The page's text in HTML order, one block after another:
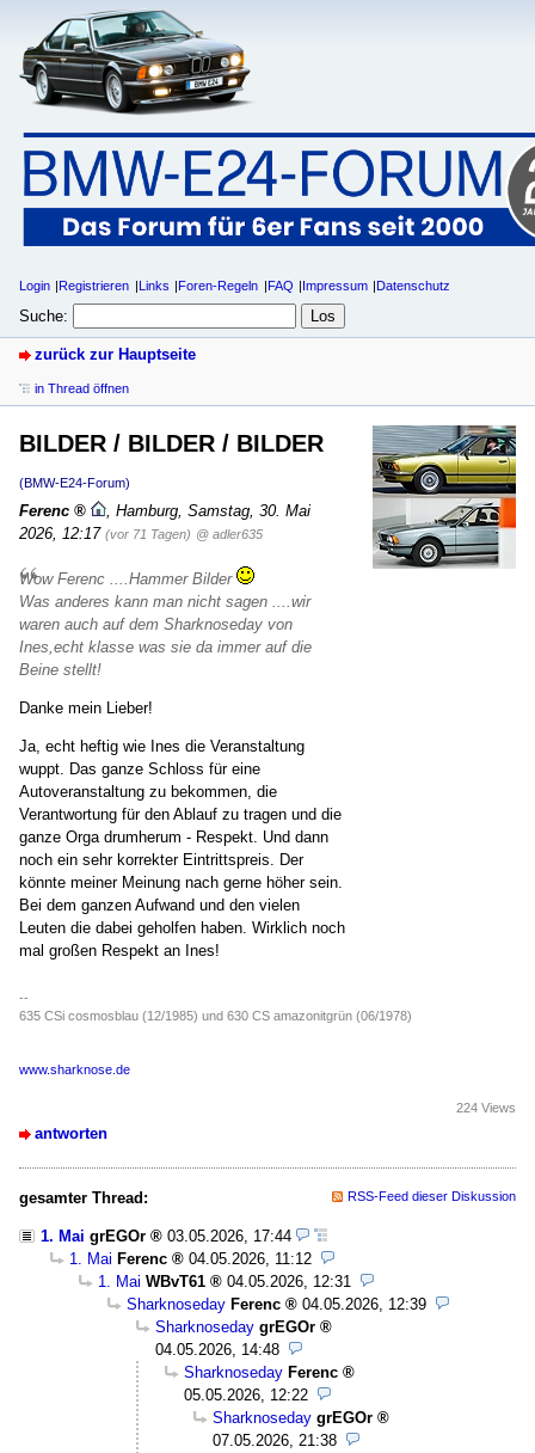
Login Registrieren Links Foren-Regeln FAQ Impressum Datenschutz
Suche:
zurück zur Hauptseite
in Thread öffnen
BILDER / BILDER / BILDER
(BMW-E24-Forum)
Ferenc Hamburg Samstag, 30. Mai
2026, 12:17 (vor 71 Tagen) @ adler635
Wow Ferenc ....Hammer Bilder
Was anderes kann man nicht sagen ....wir
waren auch auf dem Sharknoseday von
Ines,echt klasse was sie da immer auf die
Beine stellt!
Danke mein Lieber!
Ja, echt heftig wie Ines die Veranstaltung
wuppt. Das ganze Schloss für eine
Autoveranstaltung zu bekommen, die
Verantwortung für den Ablauf zu tragen und die
ganze Orga drumherum - Respekt. Und dann
noch ein sehr korrekter Eintrittspreis. Der
könnte meiner Meinung nach gerne höher sein.
Bei dem ganzen Aufwand und den vielen
Leuten die dabei geholfen haben. Wirklich noch
mal großen Respekt an Ines!
--
635 CSi cosmosblau (12/1985) und 630 CS amazonitgrün (06/1978)
www.sharknose.de
antworten
224 Views
gesamter Thread: RSS-Feed dieser Diskussion
1. Mai grEGOr
03.05.2026, 17:44
1. Mai Ferenc
04.05.2026, 11:12
1. Mai WBvT61
04.05.2026, 12:31
Sharknoseday Ferenc
04.05.2026, 12:39
Sharknoseday grEGOr
04.05.2026, 14:48
Sharknoseday Ferenc
05.05.2026, 12:22
Sharknoseday grEGOr
07.05.2026, 21:38